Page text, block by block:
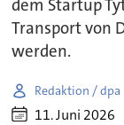
dem Startup
Transport von
werden.
Redaktion / dpa
11. Juni 2026